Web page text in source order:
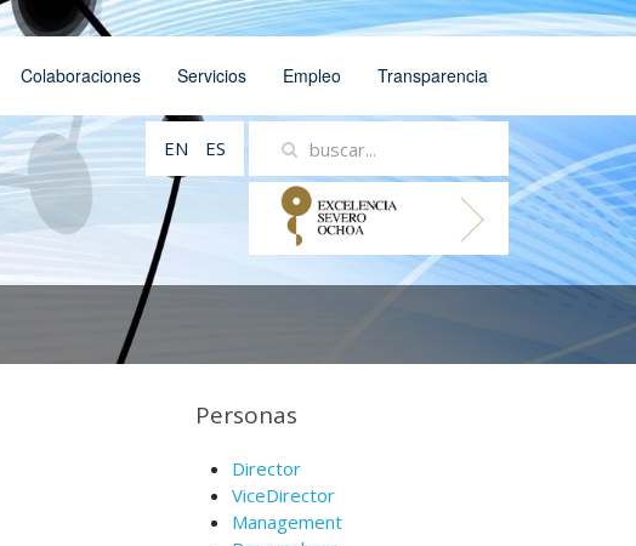
Colaboraciones Servicios Empleo Transparencia
EN ES
Personas
Director
ViceDirector
Management